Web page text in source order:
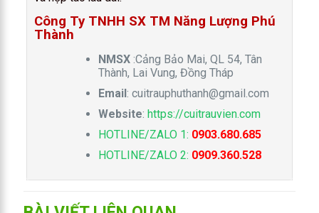
Công Ty TNHH SX TM Năng Lượng Phú
Thành
NMSX:Cảng Bảo Mai, QL 54, Tân
Thành, Lai Vung, Đồng Tháp
Email: cuitrauphuthanh@gmail.com
Website: https://cuitrauvien.com
HOTLINE/ZALO 1: 0903.680.685
HOTLINE/ZALO 2: 0909.360.528